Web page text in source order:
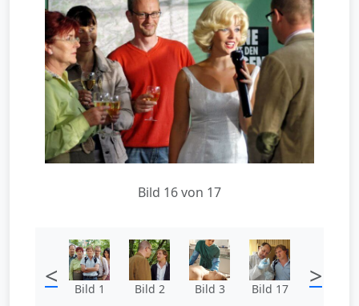
Bild 16 von 17
< Bild 1 Bild 2 Bild 3 Bild 17 >